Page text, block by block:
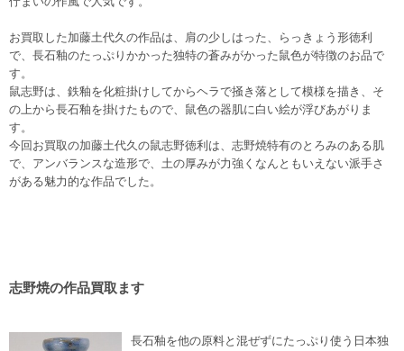
お買取した加藤土代久の作品は、肩の少しはった、らっきょう形徳利
で、長石釉のたっぷりかかった独特の蒼みがかった鼠色が特徴のお品で
す。
鼠志野は、鉄釉を化粧掛けしてからヘラで掻き落として模様を描き、そ
の上から長石釉を掛けたもので、鼠色の器肌に白い絵が浮びあがりま
す。
今回お買取の加藤土代久の鼠志野徳利は、志野焼特有のとろみのある肌
で、アンバランスな造形で、土の厚みが力強くなんともいえない派手さ
がある魅力的な作品でした。
志野焼の作品買取ます
長石釉を他の原料と混ぜずにたっぷり使う日本独